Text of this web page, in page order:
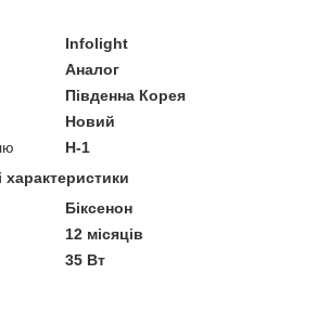
Infolight
Аналог
Південна Корея
Новий
H-1
Біксенон
12 місяців
35 Вт